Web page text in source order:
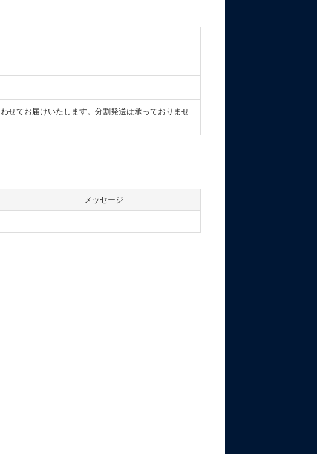
せてお届けいたします。分割発送は承っておりませ
メッセージ